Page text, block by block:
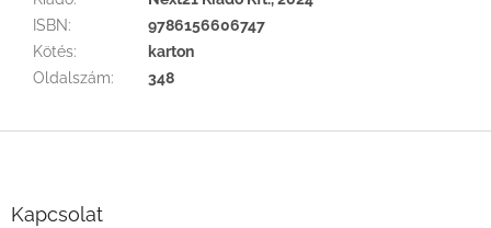
ISBN:
9786156606747
Kötés:
karton
Oldalszám: 348
Kapcsolat